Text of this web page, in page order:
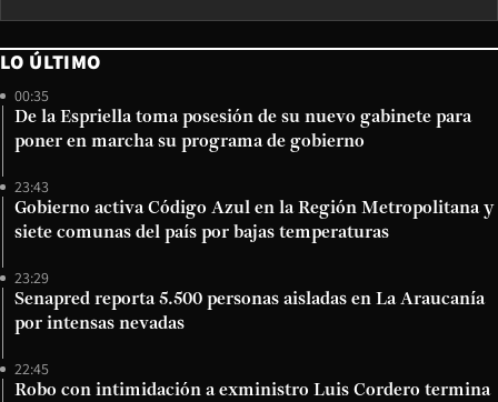
LO ÚLTIMO
00:35
De la Espriella toma posesión de su nuevo gabinete para
poner en marcha su programa de gobierno
23:43
Gobierno activa Código Azul en la Región Metropolitana y
siete comunas del país por bajas temperaturas
23:29
Senapred reporta 5.500 personas aisladas en La Araucanía
por intensas nevadas
22:45
Robo con intimidación a exministro Luis Cordero termina